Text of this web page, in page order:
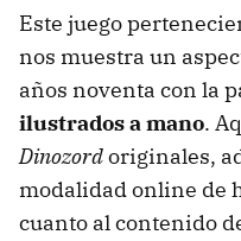
Este juego
nos muestra un
años noventa con la
ilustrados a mano.
Dinozordoriginales,
modalidad online de
cuanto al contenido